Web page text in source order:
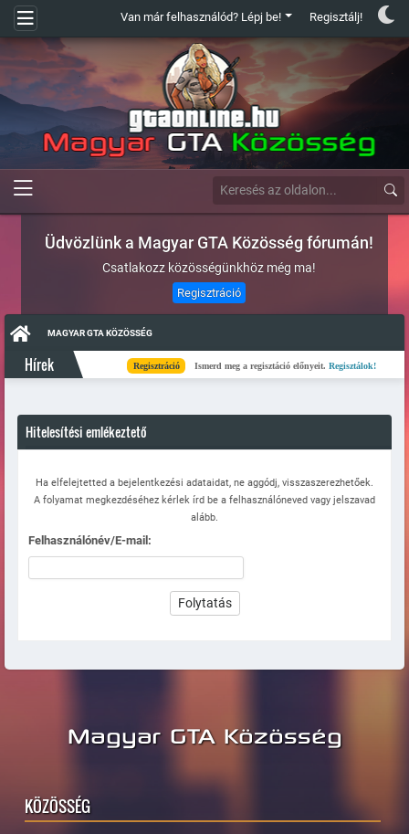
Van már felhasználód? Lépj be! Regisztálj!
Üdvözlünk a Magyar GTA Közösség fórumán!
Csatlakozz közösségünkhöz még ma!
Regisztráció
MAGYAR GTA KÖZÖSSÉG
Hírek Regisztráció Ismerd meg a regisztáció előnyeit.Regisztálok!
Hitelesítési emlékeztető
Ha elfelejtetted a bejelentkezési adataidat, ne aggódj, visszaszerezhetőek.
A folyamat megkezdéséhez kérlek írd be a felhasználóneved vagy jelszavad
alább.
Felhasználónév/E-mail:
Magyar GTA Közösség
KÖZÖSSÉG